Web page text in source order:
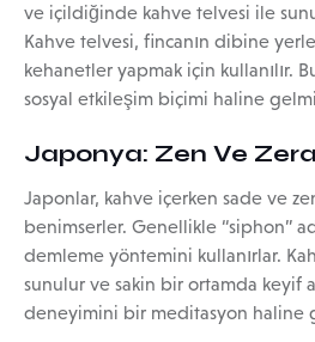
ve içildiğinde kahve telvesi ile
Kahve telvesi, fincanın dibine
kehanetler yapmak için kullanılır.
sosyal etkileşim biçimi haline
Japonya: Zen Ve
Japonlar, kahve içerken sade ve
benimserler. Genellikle “siphon”
demleme yöntemini kullanırlar.
sunulur ve sakin bir ortamda keyif
deneyimini bir meditasyon haline